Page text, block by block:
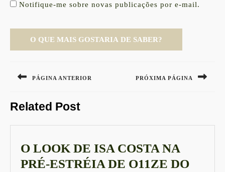
Notifique-me sobre novas publicações por e-mail.
de
PÁGINA ANTERIOR
post:
PRÓXIMA PÁGINA
Related Post
O LOOK DE ISA COSTA NA
PRÉ-ESTRÉIA DE O11ZE DO